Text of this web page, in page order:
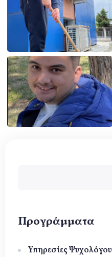
Προγράμματα
Υπηρεσίες Ψυχολόγου